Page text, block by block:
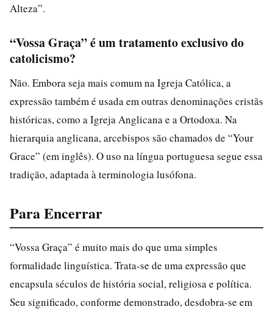
Alteza”.
“Vossa Graça” é um tratamento exclusivo do
catolicismo?
Não. Embora seja mais comum na Igreja Católica, a
expressão também é usada em outras denominações cristãs
históricas, como a Igreja Anglicana e a Ortodoxa. Na
hierarquia anglicana, arcebispos são chamados de “Your
Grace” (em inglês). O uso na língua portuguesa segue essa
tradição, adaptada à terminologia lusófona.
Para Encerrar
“Vossa Graça” é muito mais do que uma simples
formalidade linguística. Trata-se de uma expressão que
encapsula séculos de história social, religiosa e política.
Seu significado, conforme demonstrado, desdobra-se em